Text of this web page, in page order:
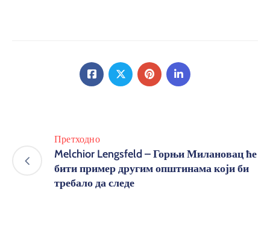
Претходно
Melchior Lengsfeld – Горњи Милановац ће
бити пример другим општинама који би
требало да следе